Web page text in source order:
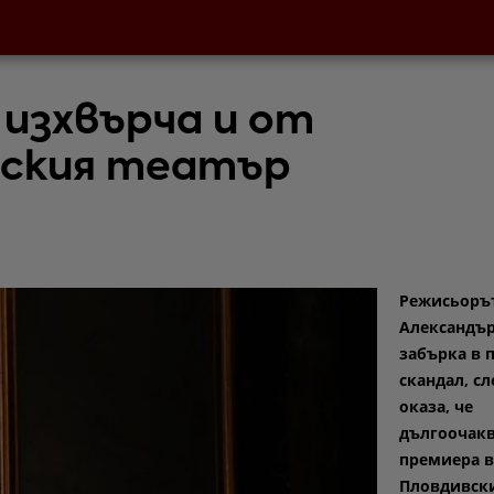
и от
театър
забърка в
скандал,
оказа, че
премиера в